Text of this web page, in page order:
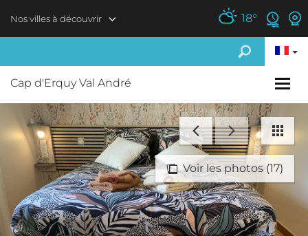
Nos villes à découvrir 18°
Cap d'Erquy Val André
Voir les photos (17)